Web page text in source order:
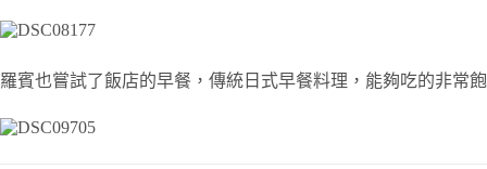
羅賓也嘗試了飯店的早餐，傳統日式早餐料理，能夠吃的非常飽